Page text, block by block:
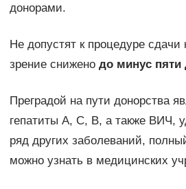
донорами.
Не допустят к процедуре сдачи
зрение снижено до минус пяти
Преградой на пути донорства
гепатиты А, С, В, а также ВИЧ,
ряд других заболеваний,
можно узнать в медицинских